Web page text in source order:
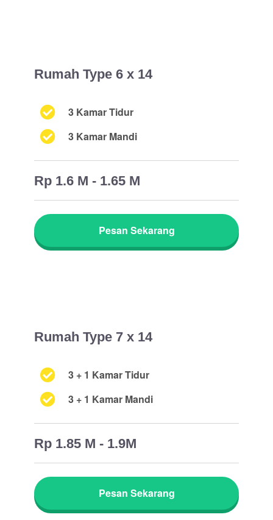
Rumah Type 6 x 14
3 Kamar Tidur
3 Kamar Mandi
Rp 1.6 M - 1.65 M
Pesan Sekarang
Rumah Type 7 x 14
3 + 1 Kamar Tidur
3 + 1 Kamar Mandi
Rp 1.85 M - 1.9M
Pesan Sekarang